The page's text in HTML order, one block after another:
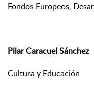
Fondos Europeos,
Pilar Caracuel Sánchez
Cultura y Educación